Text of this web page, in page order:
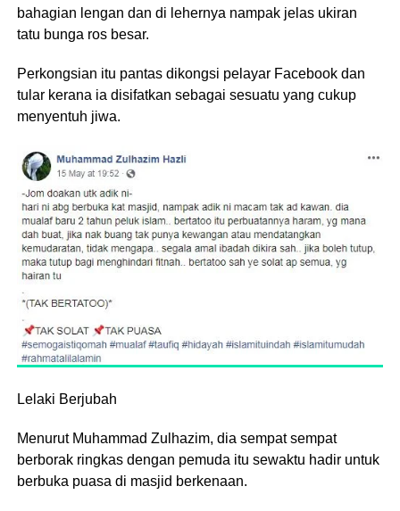
bahagian lengan dan di lehernya nampak jelas ukiran
tatu bunga ros besar.
Perkongsian itu pantas dikongsi pelayar Facebook dan
tular kerana ia disifatkan sebagai sesuatu yang cukup
menyentuh jiwa.
Lelaki Berjubah
Menurut Muhammad Zulhazim, dia sempat sempat
berborak ringkas dengan pemuda itu sewaktu hadir untuk
berbuka puasa di masjid berkenaan.